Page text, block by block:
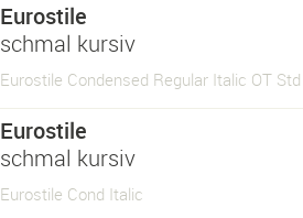
Eurostile
schmal kursiv
Eurostile Condensed Regular Italic OT Std
Eurostile
schmal kursiv
Eurostile Cond Italic